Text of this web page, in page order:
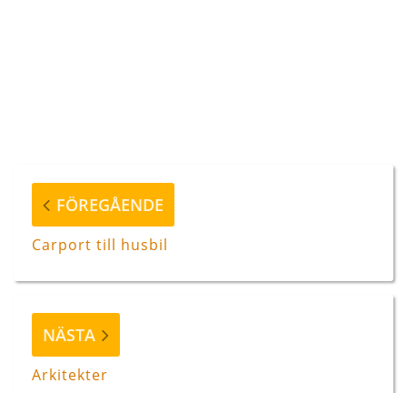
Föregående
inlägg
FÖREGÅENDE
Carport till husbil
Nästa
inlägg
NÄSTA
Arkitekter